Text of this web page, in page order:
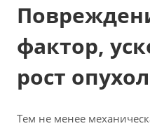
фактор,
рост
Тем не менее